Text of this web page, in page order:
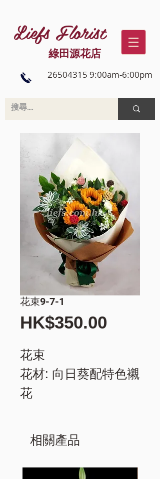
Liefs Florist
綠田源花店
26504315 9:00am-6:00pm
花束9-7-1
HK$350.00
花束
花材: 向日葵配特色襯
花
相關產品